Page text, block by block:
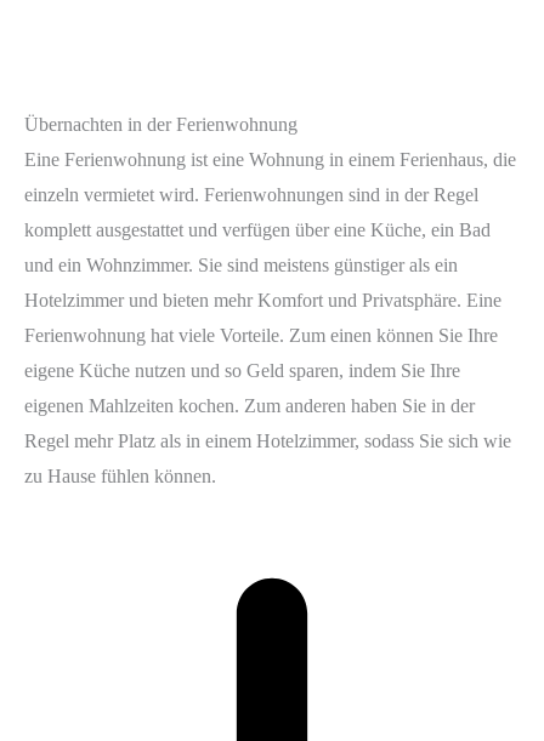
Übernachten in der Ferienwohnung
Eine Ferienwohnung ist eine Wohnung in einem Ferienhaus, die
einzeln vermietet wird. Ferienwohnungen sind in der Regel
komplett ausgestattet und verfügen über eine Küche, ein Bad
und ein Wohnzimmer. Sie sind meistens günstiger als ein
Hotelzimmer und bieten mehr Komfort und Privatsphäre. Eine
Ferienwohnung hat viele Vorteile. Zum einen können Sie Ihre
eigene Küche nutzen und so Geld sparen, indem Sie Ihre
eigenen Mahlzeiten kochen. Zum anderen haben Sie in der
Regel mehr Platz als in einem Hotelzimmer, sodass Sie sich wie
zu Hause fühlen können.